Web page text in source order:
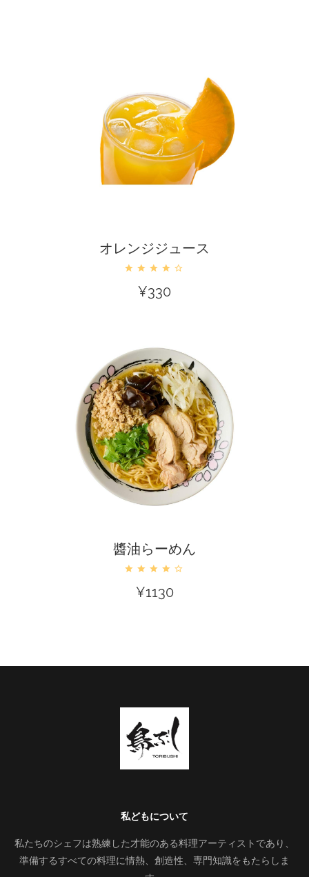
オレンジジュース
¥330
醬油らーめん
¥1130
私どもについて
私たちのシェフは熟練した才能のある料理アーティストであり、
準備するすべての料理に情熱、創造性、専門知識をもたらしま